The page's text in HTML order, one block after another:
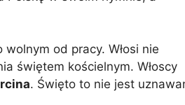
od pracy. Włosi nie
świętem kościelnym. Włoscy
. Święto to nie jest